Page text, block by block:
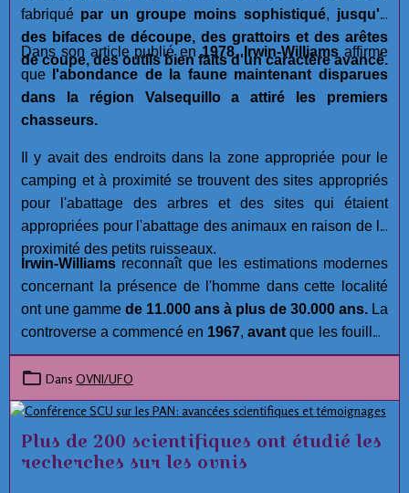
fabriqué par un groupe moins sophistiqué, jusqu'à
des bifaces de découpe, des grattoirs et des arêtes
de coupe, des outils bien faits d'un caractère avancé.
Dans son article publié en1978, Irwin-Williams affirme
que
l'abondance de la faune maintenant disparues
dans la région Valsequillo a attiré les premiers
chasseurs.
Il y avait des endroits dans la zone appropriée pour le
camping et à proximité se trouvent des sites appropriés
pour l'abattage des arbres et des sites qui étaient
appropriées pour l'abattage des animaux en raison de la
proximité des petits ruisseaux.
Irwin-Williams reconnaît que les estimations modernes
concernant la présence de l'homme dans cette localité
ont une gamme de 11.000 ans à plus de 30.000 ans. La
controverse a commencé en 1967, avant que les fouilles
aient été réalisées. Malgré les efforts approfondis et la
compétence des membres de l'équipe archéologiques à
Hueyatlaco,Jose L. Lorenzo, Directeur de la
Préhistoire à l'Instituto Nacional de Antropología e
Historia, a lancé plusieurs allégations concernant
l'intégrité du projet à Hueyatlaco, El Horno, et
Dans OVNI/UFO
Plus de 200 scientifiques ont étudié les
recherches sur les ovnis